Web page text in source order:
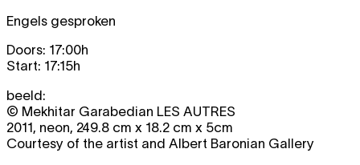
Engels gesproken
Doors: 17:00h
Start: 17:15h
beeld:
© Mekhitar Garabedian LES AUTRES
2011, neon, 249.8 cm x 18.2 cm x 5cm
Courtesy of the artist and Albert Baronian Gallery